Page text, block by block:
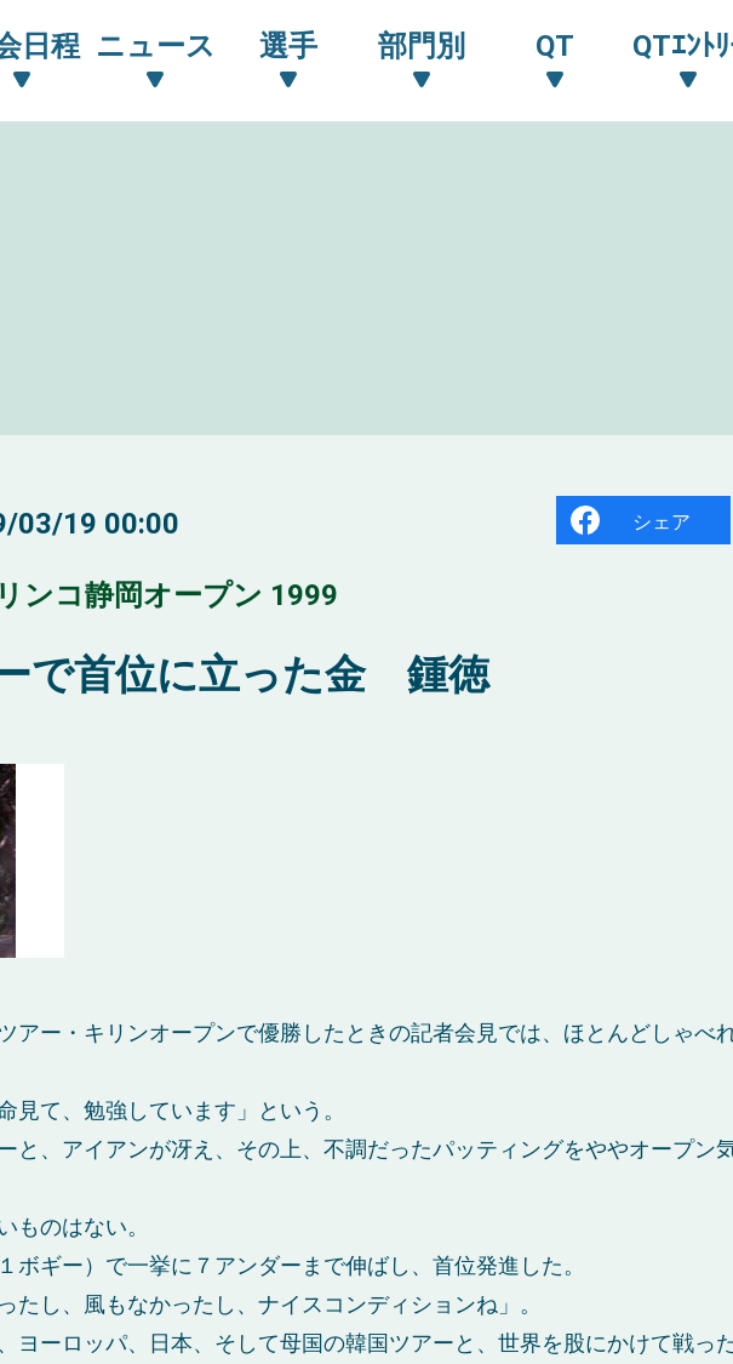
日程 ニュース 選手 部門別 QT QTｴﾝﾄ
03/19 00:00 シェア
ンコ静岡オープン 1999
で首位に立った金 鍾徳
アー・キリンオープンで優勝したときの記者会見では、ほとんどしゃべ
見て、勉強しています」という。
と、アイアンが冴え、その上、不調だったパッティングをややオープン
ものはない。
ボギー）で一挙に７アンダーまで伸ばし、首位発進した。
たし、風もなかったし、ナイスコンディションね」。
ヨーロッパ、日本、そして母国の韓国ツアーと、世界を股にかけて戦っ